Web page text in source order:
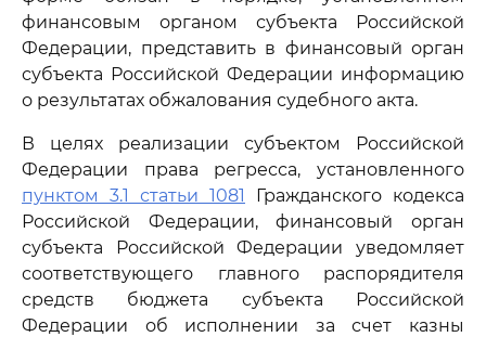
финансовым органом субъекта Российской
Федерации, представить в финансовый орган
субъекта Российской Федерации информацию
о результатах обжалования судебного акта.
В целях реализации субъектом Российской
Федерации права регресса, установленного
пунктом 3.1 статьи 1081
Гражданского кодекса
Российской Федерации, финансовый орган
субъекта Российской Федерации уведомляет
соответствующего главного распорядителя
средств бюджета субъекта Российской
Федерации об исполнении за счет казны